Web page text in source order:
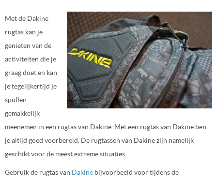
Met de Dakine
rugtas kan je
genieten van de
activiteiten die je
graag doet en kan
je tegelijkertijd je
spullen
gemakkelijk
meenemen in een rugtas van Dakine. Met een rugtas van Dakine ben
je altijd goed voorbereid. De rugtassen van Dakine zijn namelijk
geschikt voor de meest extreme situaties.
Gebruik de rugtas van Dakine bijvoorbeeld voor tijdens de